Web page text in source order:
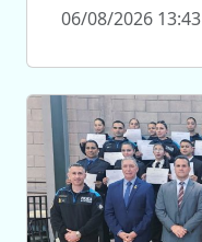
06/08/2026 13:43